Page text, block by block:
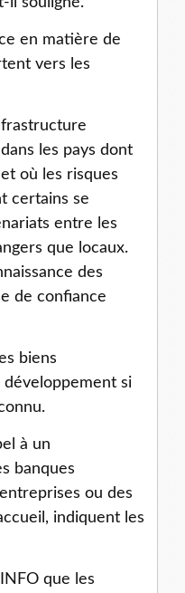
en matière de
vers les
les pays dont
où les risques
certains se
entre les
que locaux.
des
de confiance
biens
si
à un
banques
ou des
indiquent les
que les